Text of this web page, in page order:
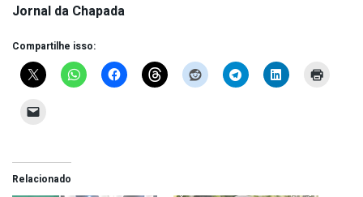
Jornal da Chapada
Compartilhe isso:
Relacionado